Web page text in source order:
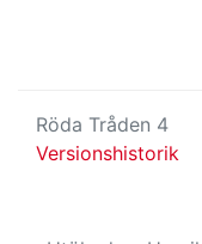
Röda Tråden 4
Versionshistorik